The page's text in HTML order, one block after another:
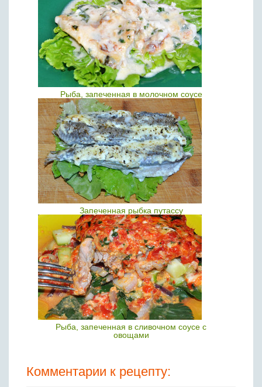
Рыба, запеченная в молочном соусе
Запеченная рыбка путассу
Рыба, запеченная в сливочном соусе с
овощами
Комментарии к рецепту: